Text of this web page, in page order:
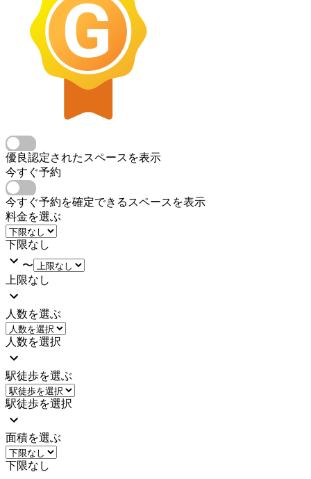
優良認定されたスペースを表示
今すぐ予約
今すぐ予約を確定できるスペースを表示
料金を選ぶ
下限なし
〜
上限なし
人数を選ぶ
人数を選択
駅徒歩を選ぶ
駅徒歩を選択
面積を選ぶ
下限なし